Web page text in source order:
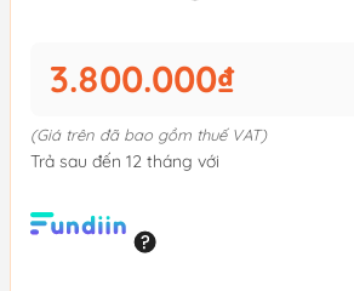
3.800.000₫
(Giá trên đã bao gồm thuế VAT)
Trả sau đến 12 tháng với